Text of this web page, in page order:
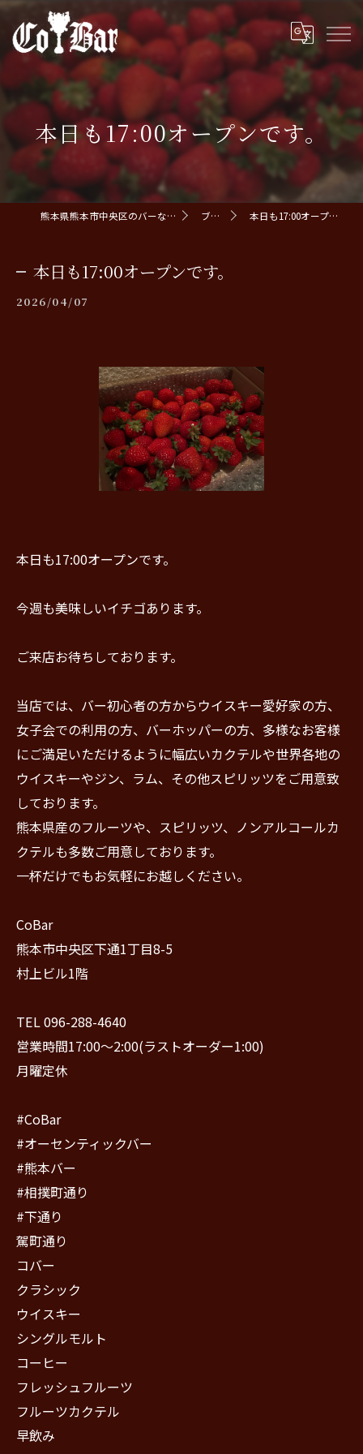
本日も17:00オープンです。
熊本県熊本市中央区のバーならCoBar ブログ 本日も17:00オープンです。
本日も17:00オープンです。
2026/04/07
本日も17:00オープンです。
今週も美味しいイチゴあります。
ご来店お待ちしております。
当店では、バー初心者の方からウイスキー愛好家の方、
女子会での利用の方、バーホッパーの方、多様なお客様
にご満足いただけるように幅広いカクテルや世界各地の
ウイスキーやジン、ラム、その他スピリッツをご用意致
しております。
熊本県産のフルーツや、スピリッツ、ノンアルコールカ
クテルも多数ご用意しております。
一杯だけでもお気軽にお越しください。
CoBar
熊本市中央区下通1丁目8-5
村上ビル1階
TEL 096-288-4640
営業時間17:00〜2:00(ラストオーダー1:00)
月曜定休
#CoBar
#オーセンティックバー
#熊本バー
#相撲町通り
#下通り
駕町通り
コバー
クラシック
ウイスキー
シングルモルト
コーヒー
フレッシュフルーツ
フルーツカクテル
早飲み